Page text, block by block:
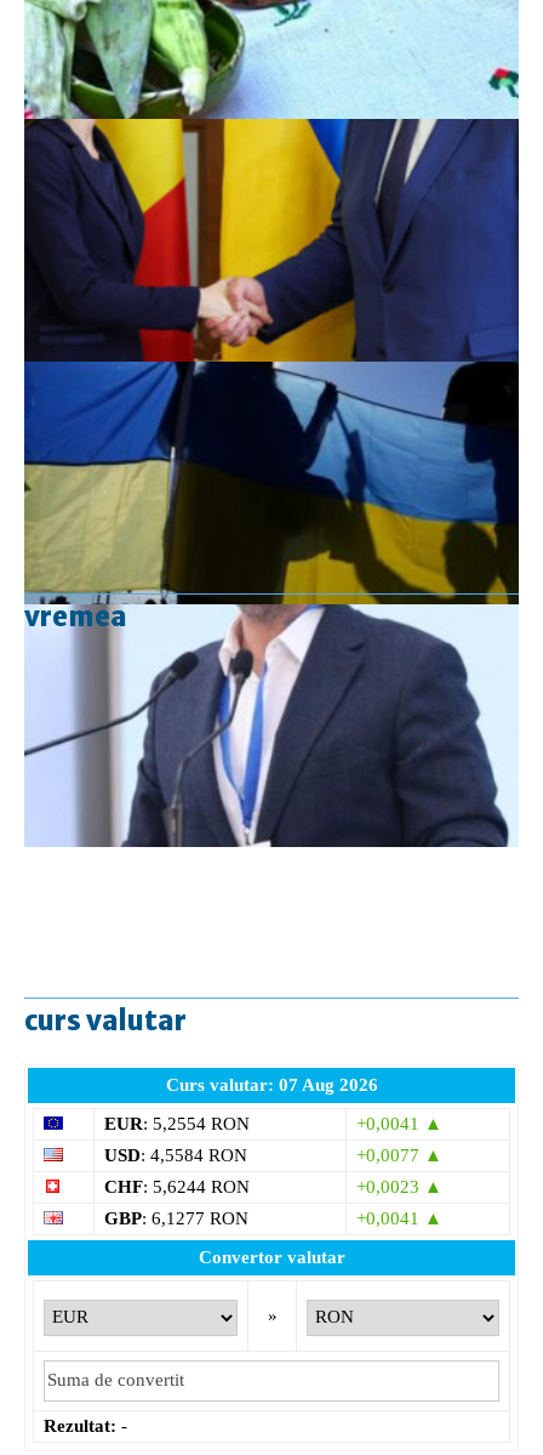
vremea
curs valutar
Curs valutar: 07 Aug 2026
EUR: 5,2554 RON
+0,0041 ▲
USD: 4,5584 RON
+0,0077 ▲
CHF: 5,6244 RON
+0,0023 ▲
GBP: 6,1277 RON
+0,0041 ▲
Convertor valutar
»
Rezultat: -